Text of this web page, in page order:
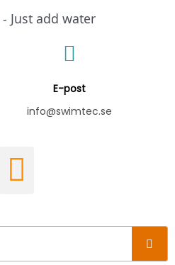
E-post
info@swimtec.se